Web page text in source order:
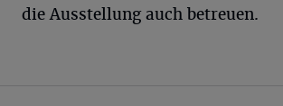
die Ausstellung auch betreuen.